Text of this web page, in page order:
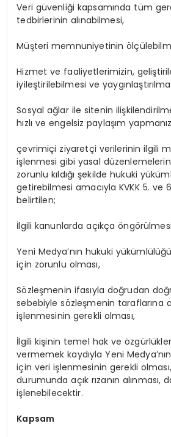
Veri güvenliği kapsamında tüm
tedbirlerinin alınabilmesi,
Müşteri memnuniyetinin
Hizmet ve faaliyetlerimizin,
iyileştirilebilmesi ve
Sosyal ağlar ile sitenin
hızlı ve engelsiz paylaşım
çevrimiçi ziyaretçi verilerinin ilgili
işlenmesi gibi yasal
zorunlu kıldığı şekilde hukuki
getirebilmesi amacıyla KVKK 5. ve
belirtilen;
İlgili kanunlarda açıkça
Yeni Medya’nın hukuki
için zorunlu olması,
Sözleşmenin ifasıyla doğrudan
sebebiyle sözleşmenin taraflarına
işlenmesinin gerekli olması,
İlgili kişinin temel hak ve
vermemek kaydıyla Yeni
için veri işlenmesinin gerekli
durumunda açık rızanın alınması,
işlenebilecektir.
Kapsam